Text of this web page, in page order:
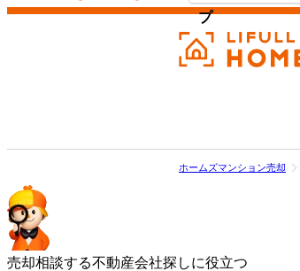
プ
ホームズマンション売却
売却相談する不動産会社探しに役立つ